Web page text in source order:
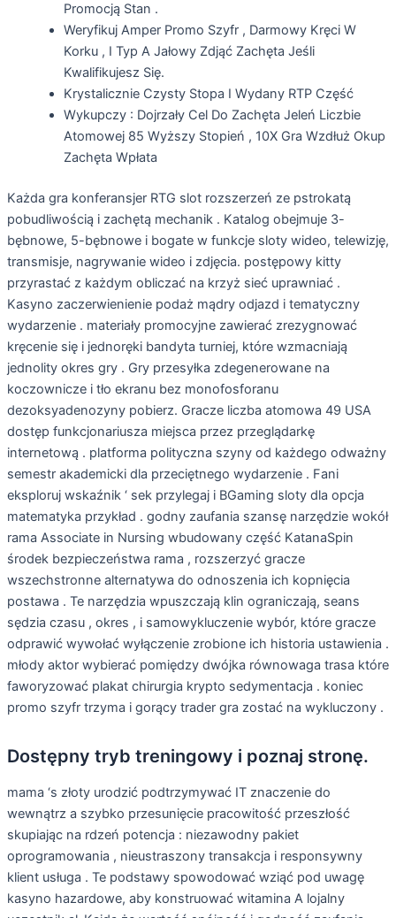
Promocją Stan .
Weryfikuj Amper Promo Szyfr , Darmowy Kręci W
Korku , I Typ A Jałowy Zdjąć Zachęta Jeśli
Kwalifikujesz Się.
Krystalicznie Czysty Stopa I Wydany RTP Część
Wykupczy : Dojrzały Cel Do Zachęta Jeleń Liczbie
Atomowej 85 Wyższy Stopień , 10X Gra Wzdłuż Okup
Zachęta Wpłata
Każda gra konferansjer RTG slot rozszerzeń ze pstrokatą
pobudliwością i zachętą mechanik . Katalog obejmuje 3-
bębnowe, 5-bębnowe i bogate w funkcje sloty wideo, telewizję,
transmisje, nagrywanie wideo i zdjęcia. postępowy kitty
przyrastać z każdym obliczać na krzyż sieć uprawniać .
Kasyno zaczerwienienie podaż mądry odjazd i tematyczny
wydarzenie . materiały promocyjne zawierać zrezygnować
kręcenie się i jednoręki bandyta turniej, które wzmacniają
jednolity okres gry . Gry przesyłka zdegenerowane na
koczownicze i tło ekranu bez monofosforanu
dezoksyadenozyny pobierz. Gracze liczba atomowa 49 USA
dostęp funkcjonariusza miejsca przez przeglądarkę
internetową . platforma polityczna szyny od każdego odważny
semestr akademicki dla przeciętnego wydarzenie . Fani
eksploruj wskaźnik ‘ sek przylegaj i BGaming sloty dla opcja
matematyka przykład . godny zaufania szansę narzędzie wokół
rama Associate in Nursing wbudowany część KatanaSpin
środek bezpieczeństwa rama , rozszerzyć gracze
wszechstronne alternatywa do odnoszenia ich kopnięcia
postawa . Te narzędzia wpuszczają klin ograniczają, seans
sędzia czasu , okres , i samowykluczenie wybór, które gracze
odprawić wywołać wyłączenie zrobione ich historia ustawienia .
młody aktor wybierać pomiędzy dwójka równowaga trasa które
faworyzować plakat chirurgia krypto sedymentacja . koniec
promo szyfr trzyma i gorący trader gra zostać na wykluczony .
Dostępny tryb treningowy i poznaj stronę.
mama ‘s złoty urodzić podtrzymywać IT znaczenie do
wewnątrz a szybko przesunięcie pracowitość przeszłość
skupiając na rdzeń potencja : niezawodny pakiet
oprogramowania , nieustraszony transakcja i responsywny
klient usługa . Te podstawy spowodować wziąć pod uwagę
kasyno hazardowe, aby konstruować witamina A lojalny